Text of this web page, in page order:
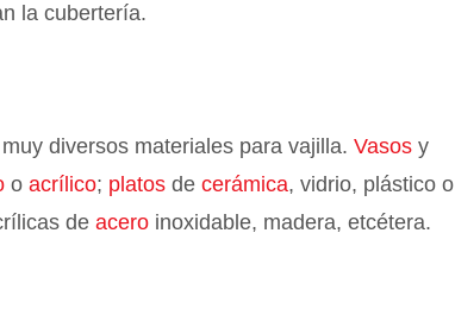
la cubertería.
diversos materiales para vajilla.Vasos y
oacrílico; platos de cerámica, vidrio, plástico o
deacero inoxidable, madera, etcétera.